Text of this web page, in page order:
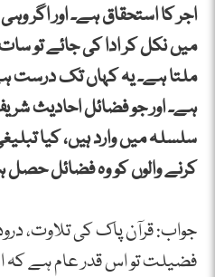
اجر کا استحقاق ہے۔ اور اگر
میں نکل کر ادا کی جائے تو
ملتا ہے۔ یہ کہاں تک درست
ہے۔ اور جو فضائل احادیث
سلسلہ میں وارد ہیں، کیا
کرنے والوں کو وہ فضائل
جواب: قرآن پاک کی تلاوت،
فضیلت تو اس قدر عام ہے کہ